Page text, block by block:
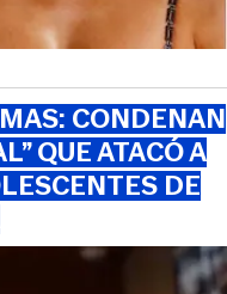
CONDENAN
QUE ATACÓ A
DE